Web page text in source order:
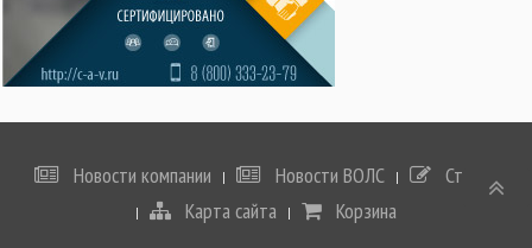
Новости компании Новости ВОЛС
Статьи
Карта сайта
Корзина